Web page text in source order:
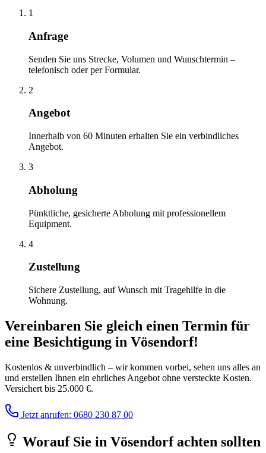
1
Anfrage
Senden Sie uns Strecke, Volumen und Wunschtermin –
telefonisch oder per Formular.
2
Angebot
Innerhalb von 60 Minuten erhalten Sie ein verbindliches
Angebot.
3
Abholung
Pünktliche, gesicherte Abholung mit professionellem
Equipment.
4
Zustellung
Sichere Zustellung, auf Wunsch mit Tragehilfe in die
Wohnung.
Vereinbaren Sie gleich einen Termin für
eine Besichtigung in Vösendorf!
Kostenlos & unverbindlich – wir kommen vorbei, sehen uns alles an
und erstellen Ihnen ein ehrliches Angebot ohne versteckte Kosten.
Versichert bis 25.000 €.
Jetzt anrufen: 0680 230 87 00
Worauf Sie in Vösendorfachten sollten